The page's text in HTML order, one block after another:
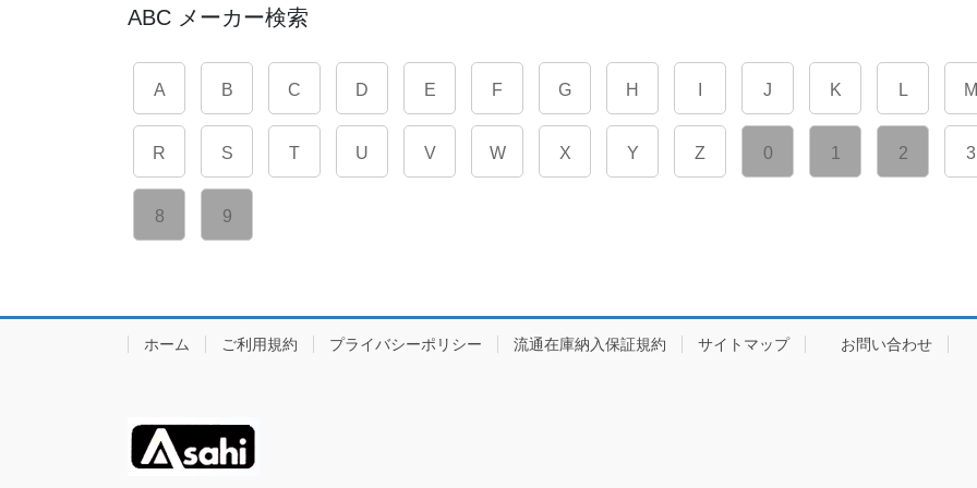
ABC メーカー検索
A B C D E F G H J K L M
R S T U V W X Y Z 0 1 2 3
8 9
ホーム ご利用規約 プライバシーポリシー 流通在庫納入保証規約 サイトマップ お問い合わせ